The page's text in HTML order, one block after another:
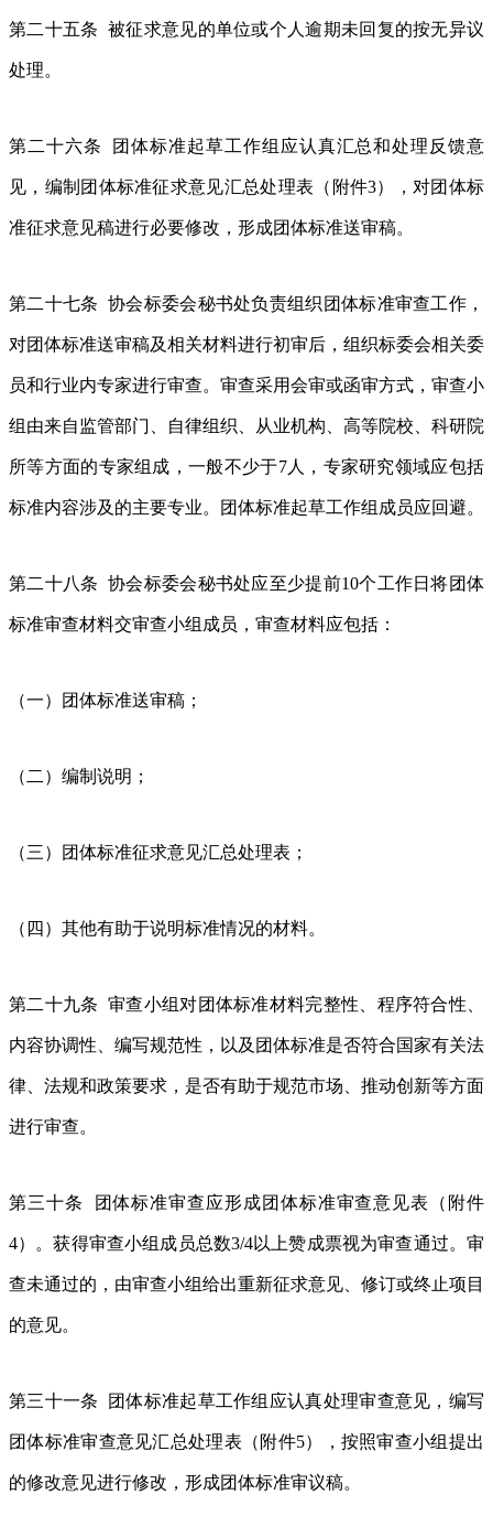
第二十五条 被征求意见的单位或个人逾期未回复的按无异议
处理。
第二十六条 团体标准起草工作组应认真汇总和处理反馈意
见，编制团体标准征求意见汇总处理表（附件3），对团体标
准征求意见稿进行必要修改，形成团体标准送审稿。
第二十七条 协会标委会秘书处负责组织团体标准审查工作，
对团体标准送审稿及相关材料进行初审后，组织标委会相关委
员和行业内专家进行审查。审查采用会审或函审方式，审查小
组由来自监管部门、自律组织、从业机构、高等院校、科研院
所等方面的专家组成，一般不少于7人，专家研究领域应包括
标准内容涉及的主要专业。团体标准起草工作组成员应回避。
第二十八条 协会标委会秘书处应至少提前10个工作日将团体
标准审查材料交审查小组成员，审查材料应包括：
（一）团体标准送审稿；
（二）编制说明；
（三）团体标准征求意见汇总处理表；
（四）其他有助于说明标准情况的材料。
第二十九条 审查小组对团体标准材料完整性、程序符合性、
内容协调性、编写规范性，以及团体标准是否符合国家有关法
律、法规和政策要求，是否有助于规范市场、推动创新等方面
进行审查。
第三十条 团体标准审查应形成团体标准审查意见表（附件
4）。获得审查小组成员总数3/4以上赞成票视为审查通过。审
查未通过的，由审查小组给出重新征求意见、修订或终止项目
的意见。
第三十一条 团体标准起草工作组应认真处理审查意见，编写
团体标准审查意见汇总处理表（附件5），按照审查小组提出
的修改意见进行修改，形成团体标准审议稿。